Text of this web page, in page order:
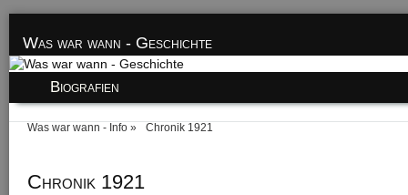
Was war wann - Geschichte
Biografien
Was war wann - Info Chronik 1921
Chronik 1921